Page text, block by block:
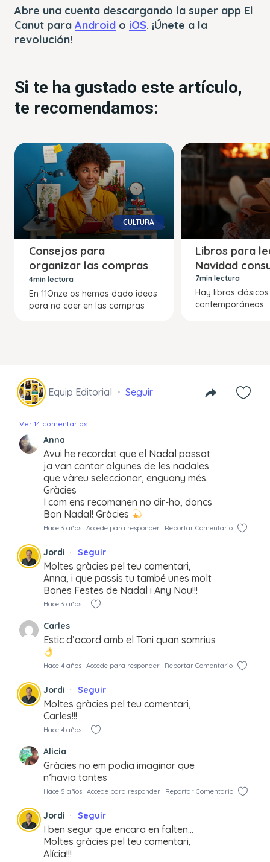
Abre una cuenta descargando la super app El
Canut para Android o iOS. ¡Únete a la
revolución!
Si te ha gustado este artículo,
te recomendamos:
CULTURA
Consejos para
organizar las compras
navideñas
4min lectura
En 11Onze os hemos dado ideas
para no caer en las compras
Libros para
Navidad
7min lectura
Hay libros
contemporáneos.
Equip Editorial Seguir
Ver 14 comentarios
Anna
Avui he recordat que el Nadal passat
ja van cantar algunes de les nadales
que vàreu seleccionar, enguany més.
Gràcies
I com ens recomanen no dir-ho, doncs
Bon Nadal! Gràcies
Hace 3 años Accede para responder Reportar Comentario
Jordi Seguir
Moltes gràcies pel teu comentari,
Anna, i que passis tu també unes molt
Bones Festes de Nadal i Any Nou!!!
Hace 3 años
Carles
Estic d’acord amb el Toni quan somrius
Hace 4 años Accede para responder Reportar Comentario
Jordi Seguir
Moltes gràcies pel teu comentari,
Carles!!!
Hace 4 años
Alicia
Gràcies no em podia imaginar que
n’havia tantes
Hace 5 años Accede para responder Reportar Comentario
Jordi Seguir
I ben segur que encara en falten…
Moltes gràcies pel teu comentari,
Alícia!!!